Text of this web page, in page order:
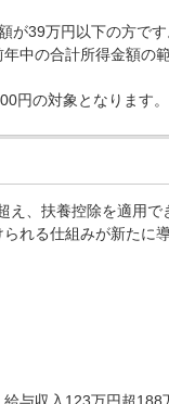
が39万円以下の方で
中の合計所得金額の
円の対象となります。
え、扶養控除を適用で
れる仕組みが新たに
与収入123万円超188